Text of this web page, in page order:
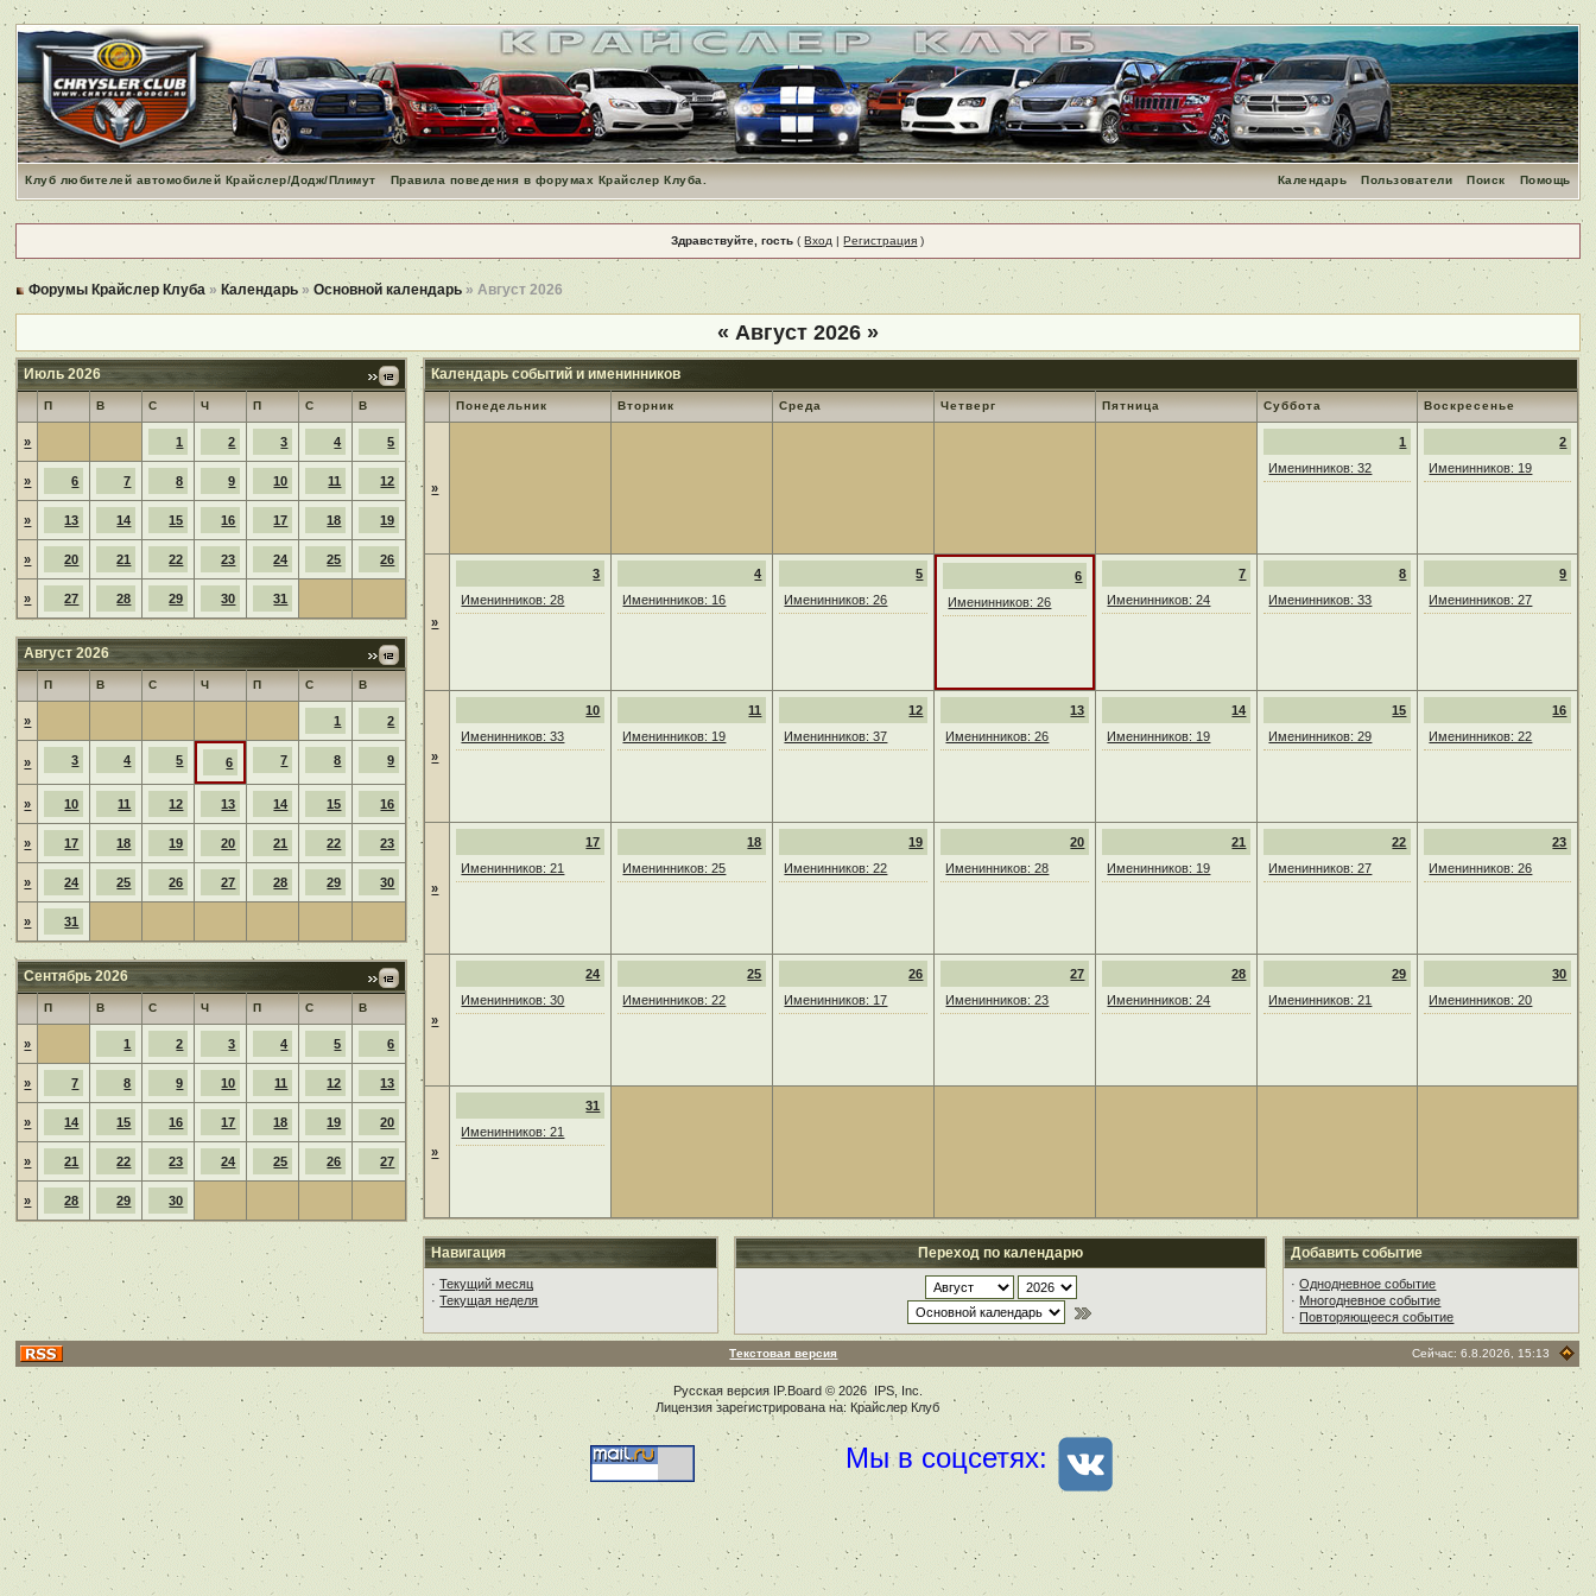
Клуб любителей автомобилей Крайслер/Додж/Плимут Правила поведения в форумах Крайслер Клуба. Помощь
Поиск
Пользователи
Календарь
Здравствуйте, гость (Вход |Регистрация )
Форумы Крайслер Клуба »Календарь »Основной календарь » Август 2026
« Август 2026 »
Июль 2026
П В С Ч П С В
» 1 2 3 4 5
» 6 7 8 9 10 11 12
» 13 14 15 16 17 18 19
» 20 21 22 23 24 25 26
» 27 28 29 30 31
Август 2026
П В С Ч П С В
» 1 2
» 3 4 5 6 7 8 9
» 10 11 12 13 14 15 16
» 17 18 19 20 21 22 23
» 24 25 26 27 28 29 30
» 31
Сентябрь 2026
П В С Ч П С В
» 1 2 3 4 5 6
» 7 8 9 10 11 12 13
» 14 15 16 17 18 19 20
» 21 22 23 24 25 26 27
» 28 29 30
Календарь событий и именинников
Понедельник Вторник Среда Четверг Пятница Суббота Воскресенье
»
1
Именинников: 32
2
Именинников: 19
»
3
Именинников: 28
4
Именинников: 16
5
Именинников: 26
6
Именинников: 26
7
Именинников: 24
8
Именинников: 33
9
Именинников: 27
»
10
Именинников: 33
11
Именинников: 19
12
Именинников: 37
13
Именинников: 26
14
Именинников: 19
15
Именинников: 29
16
Именинников: 22
»
17
Именинников: 21
18
Именинников: 25
19
Именинников: 22
20
Именинников: 28
21
Именинников: 19
22
Именинников: 27
23
Именинников: 26
»
24
Именинников: 30
25
Именинников: 22
26
Именинников: 17
27
Именинников: 23
28
Именинников: 24
29
Именинников: 21
30
Именинников: 20
»
31
Именинников: 21
Навигация
·Текущий месяц
·Текущая неделя
Переход по календарю Добавить событие
·Однодневное событие
· Многодневное событие
· Повторяющееся событие
Текстовая версия Сейчас: 6.8.2026, 15:13
Русская версия IP.Board© 2026 IPS, Inc
Лицензия зарегистрирована на: Крайслер Клуб
Мы в соцсетях: